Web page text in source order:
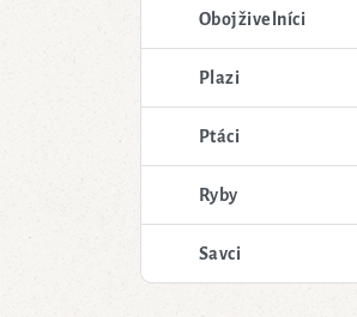
Obojživelníci
Plazi
Ptáci
Ryby
Savci